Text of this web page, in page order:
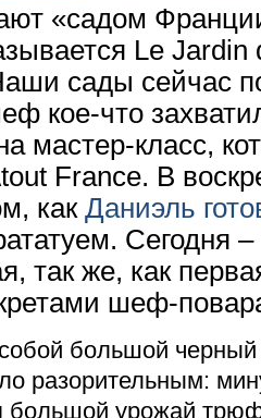
«садом
Le Jardin
сады сейчас
кое-что
мастер-класс,
France. В
как Даниэль
Сегодня –
так же, как
шеф-
большой
разорительным:
большой урожай